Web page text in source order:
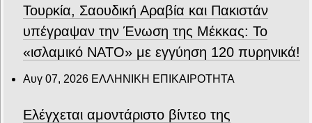
Τουρκία, Σαουδική Αραβία και Πακιστάν
υπέγραψαν την Ένωση της Μέκκας: Το
«ισλαμικό ΝΑΤΟ» με εγγύηση 120 πυρηνικά!
Αυγ 07, 2026 ΕΛΛΗΝΙΚΗ ΕΠΙΚΑΙΡΟΤΗΤΑ
Ελέγχεται αμοντάριστο βίντεο της